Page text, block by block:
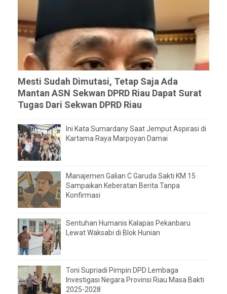
Mesti Sudah Dimutasi, Tetap Saja Ada
Mantan ASN Sekwan DPRD Riau Dapat Surat
Tugas Dari Sekwan DPRD Riau
Ini Kata Sumardany Saat Jemput Aspirasi di
Kartama Raya Marpoyan Damai
Manajemen Galian C Garuda Sakti KM 15
Sampaikan Keberatan Berita Tanpa
Konfirmasi
Sentuhan Humanis Kalapas Pekanbaru
Lewat Waksabi di Blok Hunian
Toni Supriadi Pimpin DPD Lembaga
Investigasi Negara Provinsi Riau Masa Bakti
2025-2028